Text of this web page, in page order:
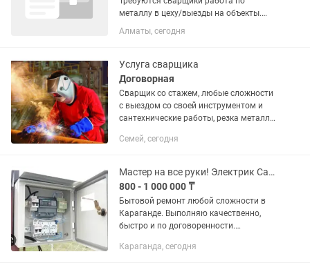
металлу в цеху/выезды на объекты.
График 6/1 с 8 до 18:00, обед с собой,
зарплата наличка либо же на карту
Алматы, сегодня
Услуга сварщика
Договорная
Сварщик со стажем, любые сложности
с выездом со своей инструментом и
сантехнические работы, резка металла
Семей, сегодня
Мастер на все руки! Электрик Сантехник Сварщик Плотник Мебельщик
800 - 1 000 000 ₸
Бытовой ремонт любой сложности в
Караганде. Выполняю качественно,
быстро и по договоренности.
Услуги : 💡Электрика Установка и
Караганда, сегодня